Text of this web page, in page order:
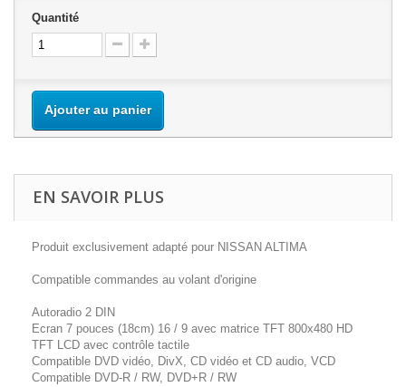
Quantité
Ajouter au panier
EN SAVOIR PLUS
Produit exclusivement adapté pour NISSAN ALTIMA
Compatible commandes au volant d'origine
Autoradio 2 DIN
Ecran 7 pouces (18cm) 16 / 9 avec matrice TFT 800x480 HD
TFT LCD avec contrôle tactile
Compatible DVD vidéo, DivX, CD vidéo et CD audio, VCD
Compatible DVD-R / RW, DVD+R / RW